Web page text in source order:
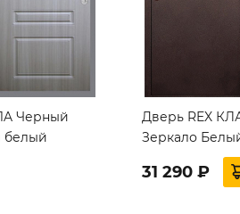
Черный
белый
Дверь REX
Зеркало
31 290 ₽